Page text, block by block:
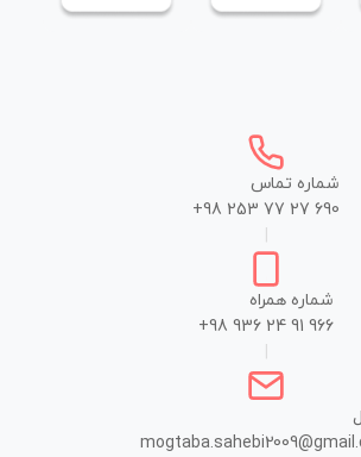
شماره تماس
+98 253 77 27 690
شماره همراه
+98 936 24 91 966